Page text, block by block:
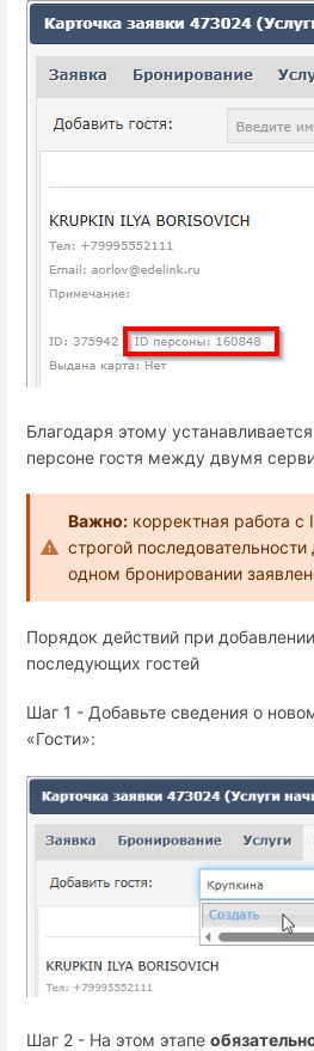
Благодаря этому
персоне гостя между двумя
Важно: корректная работа с
строгой последовательности
одном бронировании
Порядок действий при
последующих гостей
Шаг 1 - Добавьте сведения о
«Гости»:
Шаг 2 - На этом этапе